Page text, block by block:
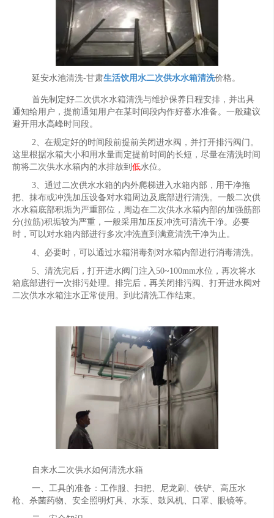
延安水池清洗-甘肃生活饮用水二次供水水箱清洗价格。
首先制定好二次供水水箱清洗与维护保养日程安排，并出具
通知给用户，提前通知用户在某时间段内作好蓄水准备。一般建议
避开用水高峰时间段。
2、在规定好的时间段前提前关闭进水阀，并打开排污阀门。
这里根据水箱大小和用水量而定提前时间的长短，尽量在清洗时间
前将二次供水水箱内的水排放到 低水位。
3、通过二次供水水箱的内外爬梯进入水箱内部，用干净拖
把、抹布或冲洗加压设备对水箱周边及底部进行清洗。一般二次供
水水箱底部积垢为严重部位，周边在二次供水水箱内部的加强筋部
分(拉筋)积垢较为严重，一般采用加压反冲洗可清洗干净。必要
时，可以对水箱内部进行多次冲洗直到满意清洗干净为止。
4、必要时，可以通过水箱消毒剂对水箱内部进行消毒清洗。
5、清洗完后，打开进水阀门注入50~100mm水位，再次将水
箱底部进行一次排污处理。排完后，再关闭排污阀、打开进水阀对
二次供水水箱注水正常使用。到此清洗工作结束。
自来水二次供水如何清洗水箱
一、工具的准备：工作服、扫把、尼龙刷、铁铲、高压水
枪、杀菌药物、安全照明灯具、水泵、鼓风机、口罩、眼镜等。